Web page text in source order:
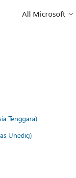
All Microsoft
Tenggara)
Unedig)